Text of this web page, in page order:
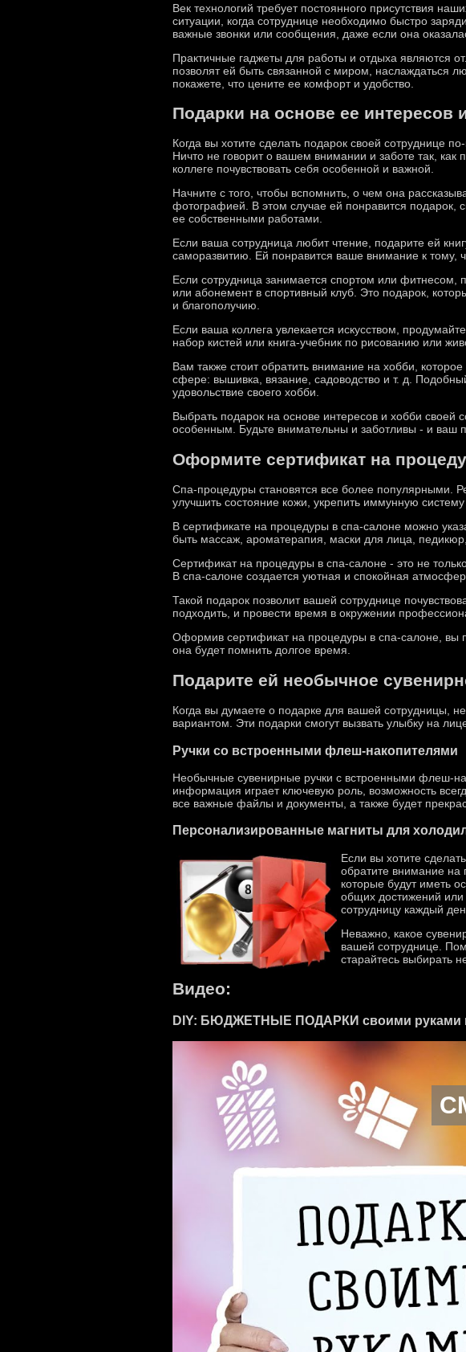
Век технологий требует постоянного присутствия
ситуации, когда сотруднице необходимо быстро
важные звонки или сообщения, даже если она
Практичные гаджеты для работы и отдыха являются
позволят ей быть связанной с миром, наслаждаться
покажете, что цените ее комфорт и удобство.
Подарки на основе ее интересов
Когда вы хотите сделать подарок своей сотруднице
Ничто не говорит о вашем внимании и заботе так,
коллеге почувствовать себя особенной и важной.
Начните с того, чтобы вспомнить, о чем она
фотографией. В этом случае ей понравится
ее собственными работами.
Если ваша сотрудница любит чтение, подарите ей
саморазвитию. Ей понравится ваше внимание к тому,
Если сотрудница занимается спортом или фитнесом,
или абонемент в спортивный клуб. Это подарок,
и благополучию.
Если ваша коллега увлекается искусством,
набор кистей или книга-учебник по рисованию или
Вам также стоит обратить внимание на хобби,
сфере: вышивка, вязание, садоводство и т. д.
удовольствие своего хобби.
Выбрать подарок на основе интересов и хобби своей
особенным. Будьте внимательны и заботливы - и
Оформите сертификат на
Спа-процедуры становятся все более популярными.
улучшить состояние кожи, укрепить иммунную
В сертификате на процедуры в спа-салоне можно
быть массаж, ароматерапия, маски для лица,
Сертификат на процедуры в спа-салоне - это не
В спа-салоне создается уютная и спокойная
Такой подарок позволит вашей сотруднице
подходить, и провести время в окружении
Оформив сертификат на процедуры в спа-салоне, вы
она будет помнить долгое время.
Подарите ей необычное
Когда вы думаете о подарке для вашей сотрудницы,
вариантом. Эти подарки смогут вызвать улыбку на
Ручки со встроенными флеш-накопителями
Необычные сувенирные ручки с встроенными флеш-
информация играет ключевую роль, возможность
все важные файлы и документы, а также будет
Персонализированные магниты для
Если вы хотите
обратите внимание на
которые будут иметь
общих достижений или
сотрудницу каждый
Неважно, какое
вашей сотруднице.
старайтесь выбирать
Видео:
DIY: БЮДЖЕТНЫЕ ПОДАРКИ своими руками